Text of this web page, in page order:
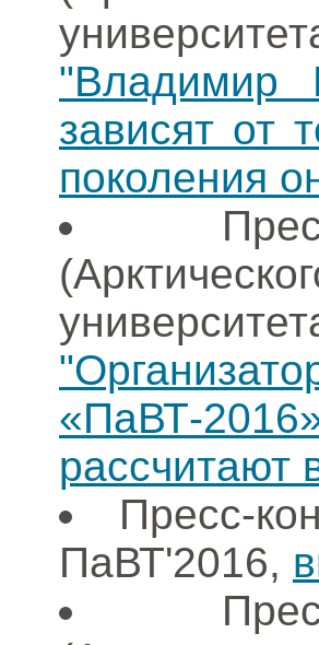
"Владимир
зависят от
поколения
«ПаВТ-
рассчитают
Пресс-
ПаВТ'2016,